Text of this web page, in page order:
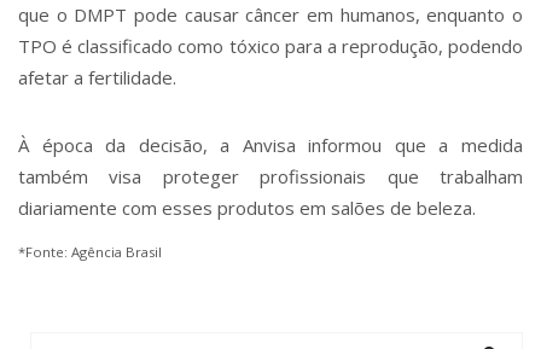
que o DMPT pode causar câncer em humanos, enquanto o
TPO é classificado como tóxico para a reprodução, podendo
afetar a fertilidade.
À época da decisão, a Anvisa informou que a medida
também visa proteger profissionais que trabalham
diariamente com esses produtos em salões de beleza.
*Fonte: Agência Brasil